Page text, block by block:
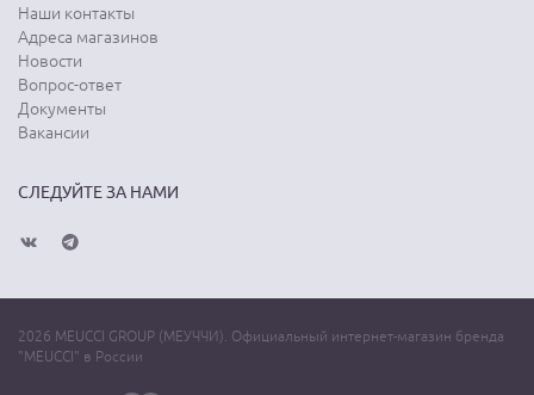
Наши контакты
Адреса магазинов
Новости
Вопрос-ответ
Документы
Вакансии
СЛЕДУЙТЕ ЗА НАМИ
2026 MEUCCI GROUP (МЕУЧЧИ). Официальный интернет-магазин бренда
"MEUCCI" в России